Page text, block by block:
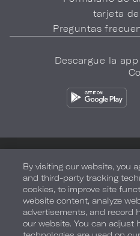
tarjeta
Preguntas
Descargue la
Co
Seguridad y bienestar
Mapa del sitio Sus
DERECHOS DE AUTOR
By visiting our website, you
and third-party tracking
cookies, to improve site
website content, analyze
advertisements, and record
our website. You can adjust